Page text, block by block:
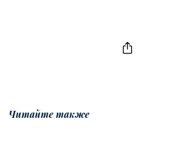
Читайте также